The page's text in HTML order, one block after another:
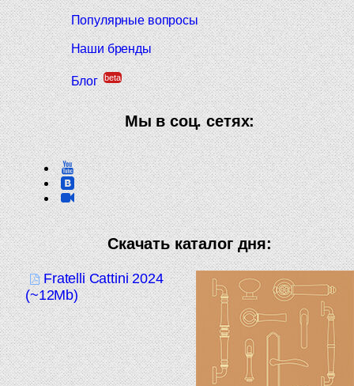
Популярные вопросы
Наши бренды
Блог beta
Мы в соц. сетях:
Скачать каталог дня:
Fratelli Cattini 2024
(~12Mb)